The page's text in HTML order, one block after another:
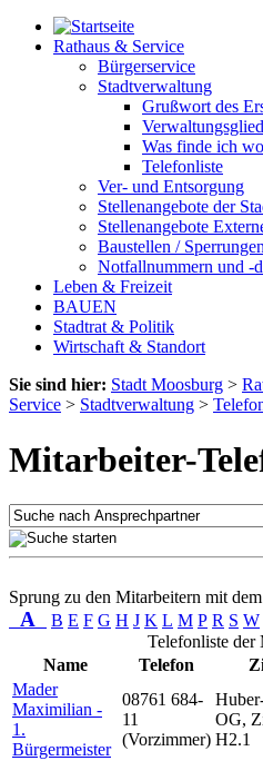
Rathaus & Service
Bürgerservice
Stadtverwaltung
Grußwort des
Was finde ich wo
Telefonliste
Ver- und Entsorgung
Stellenangebote der
Stellenangebote
Baustellen / Sperrungen
Notfallnummern und -
Leben & Freizeit
BAUEN
Stadtrat & Politik
Wirtschaft & Standort
Sie sind hier: Stadt Moosburg >
Service > Stadtverwaltung >
Mitarbeiter-
Sprung zu den Mitarbeitern mit
A B E F G H J K L M P R S W
Telefonliste der
Name
Telefon
Mader
Maximilian -
1.
Bürgermeister
08761 684-
11
(Vorzimmer)
OG,
H2.1